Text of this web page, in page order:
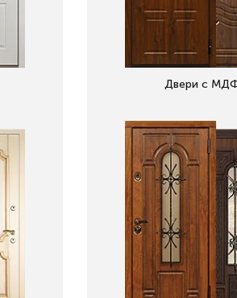
Двери с